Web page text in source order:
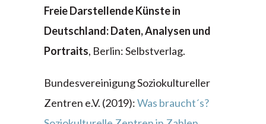
Freie Darstellende Künste in
Deutschland: Daten, Analysen und
Portraits, Berlin: Selbstverlag.
Bundesvereinigung Soziokultureller
Zentren e.V. (2019):Was braucht´s?